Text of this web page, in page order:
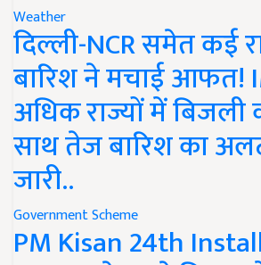
Weather
दिल्ली-NCR समेत कई
बारिश ने मचाई आफत!
अधिक राज्यों में
साथ तेज बारिश का
जारी..
Government Scheme
PM Kisan 24th